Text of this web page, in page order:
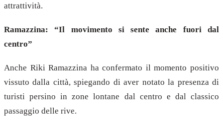
attrattività.
Ramazzina: “Il movimento si sente anche fuori dal
centro”
Anche Riki Ramazzina ha confermato il momento positivo
vissuto dalla città, spiegando di aver notato la presenza di
turisti persino in zone lontane dal centro e dal classico
passaggio delle rive.